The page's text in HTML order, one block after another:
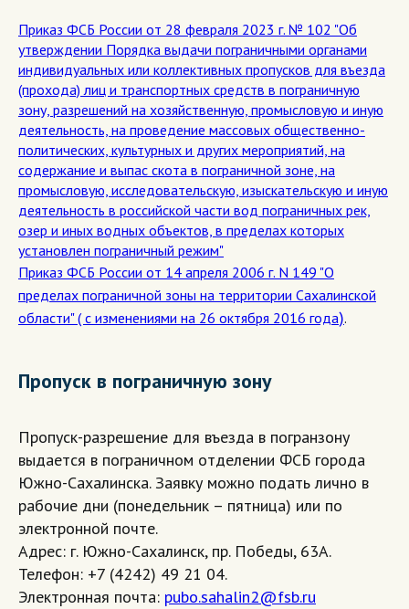
Приказ ФСБ России от 28 февраля 2023 г. № 102 "Об
утверждении Порядка выдачи пограничными органами
индивидуальных или коллективных пропусков для въезда
(прохода) лиц и транспортных средств в пограничную
зону, разрешений на хозяйственную, промысловую и иную
деятельность, на проведение массовых общественно-
политических, культурных и других мероприятий, на
содержание и выпас скота в пограничной зоне, на
промысловую, исследовательскую, изыскательскую и иную
деятельность в российской части вод пограничных рек,
озер и иных водных объектов, в пределах которых
установлен пограничный режим"
Приказ ФСБ России от 14 апреля 2006 г. N 149 "О
пределах пограничной зоны на территории Сахалинской
области" ( с изменениями на 26 октября 2016 года).
Пропуск в пограничную зону
Пропуск-разрешение для въезда в погранзону
выдается в пограничном отделении ФСБ города
Южно-Сахалинска. Заявку можно подать лично в
рабочие дни (понедельник – пятница) или по
электронной почте.
Адрес: г. Южно-Сахалинск, пр. Победы, 63А.
Телефон: +7 (4242) 49 21 04.
Электронная почта: pubo.sahalin2@fsb.ru